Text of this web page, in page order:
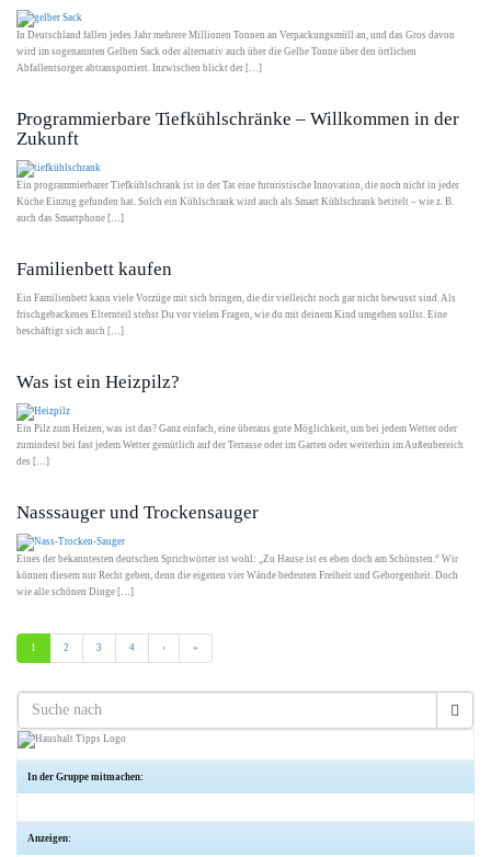
In Deutschland fallen jedes Jahr mehrere Millionen Tonnen an Verpackungsmüll an, und das Gros davon
wird im sogenannten Gelben Sack oder alternativ auch über die Gelbe Tonne über den örtlichen
Abfallentsorger abtransportiert. Inzwischen blickt der […]
Programmierbare Tiefkühlschränke – Willkommen in der
Zukunft
Ein programmierbarer Tiefkühlschrank ist in der Tat eine futuristische Innovation, die noch nicht in jeder
Küche Einzug gefunden hat. Solch ein Kühlschrank wird auch als Smart Kühlschrank betitelt – wie z. B.
auch das Smartphone […]
Familienbett kaufen
Ein Familienbett kann viele Vorzüge mit sich bringen, die dir vielleicht noch gar nicht bewusst sind. Als
frischgebackenes Elternteil stehst Du vor vielen Fragen, wie du mit deinem Kind umgehen sollst. Eine
beschäftigt sich auch […]
Was ist ein Heizpilz?
Ein Pilz zum Heizen, was ist das? Ganz einfach, eine überaus gute Möglichkeit, um bei jedem Wetter oder
zumindest bei fast jedem Wetter gemütlich auf der Terrasse oder im Garten oder weiterhin im Außenbereich
des […]
Nasssauger und Trockensauger
Eines der bekanntesten deutschen Sprichwörter ist wohl: „Zu Hause ist es eben doch am Schönsten.“ Wir
können diesem nur Recht geben, denn die eigenen vier Wände bedeuten Freiheit und Geborgenheit. Doch
wie alle schönen Dinge […]
1 2 3 4 › »
In der Gruppe mitmachen:
Anzeigen: